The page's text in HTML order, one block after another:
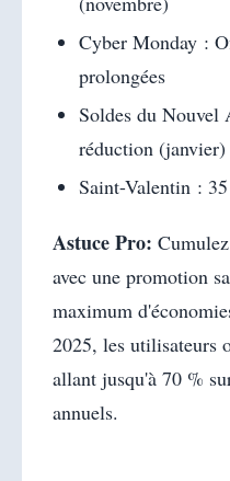
Cyber ​​Monday :
prolongées
Soldes du Nouvel
réduction (janvier)
Saint-Valentin :
Astuce Pro:
avec une promotion
maximum
2025, les utilisateurs
allant jusqu'à 70 %
annuels.